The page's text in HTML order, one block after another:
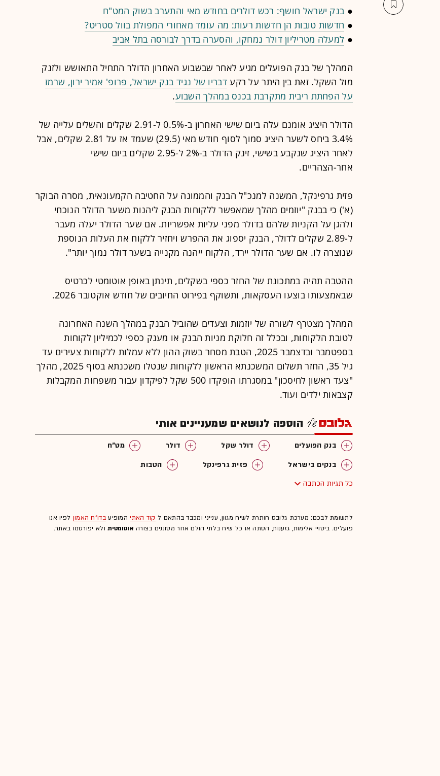
● בנק ישראל חושף: רכש דולרים בחודש מאי והתערב בשוק המט"ח
● חדשות טובות הן חדשות רעות: מה עומד מאחורי המפולת בוול סטריט?
● למעלה מטריליון דולר נמחקו, והסערה בדרך לבורסה בתל אביב
המהלך של בנק הפועלים מגיע לאחר שבשבוע האחרון הדולר התחיל התאושש ולזנק
מול השקל. זאת בין היתר על רקעדבריו של נגיד בנק ישראל, פרופ' אמיר ירון, שרמז
על הפחתת ריבית מתקרבת בכנס במהלך השבוע.
הדולר היציג אומנם עלה ביום שישי האחרון ב-0.5% ל-2.91 שקלים והשלים עלייה של
3.4% ביחס לשער היציג סמוך לסוף חודש מאי (29.5) שעמד אז על 2.81 שקלים, אבל
לאחר היציג שנקבע בשישי, זינק הדולר ב-2% ל-2.95 שקלים ביום שישי
אחר-הצהריים.
פזית גרפינקל, המשנה למנכ"ל הבנק והממונה על החטיבה הקמעונאית, מסרה הבוקר
(א') כי בבנק "יוזמים מהלך שמאפשר ללקוחות הבנק ליהנות משער הדולר הנוכחי
ולהגן על הקניות שלהם בדולר מפני עליות אפשריות. אם שער הדולר יעלה מעבר
ל-2.89 שקלים לדולר, הבנק יספוג את ההפרש ויחזיר ללקוח את העלות הנוספת
שנוצרה לו. אם שער הדולר יירד, הלקוח ייהנה מקנייה בשער דולר נמוך יותר".
ההטבה תהיה במתכונת של החזר כספי בשקלים, תינתן באופן אוטומטי לכרטיס
שבאמצעותו בוצעו העסקאות, ותשוקף בפירוט החיובים של חודש אוקטובר 2026.
המהלך מצטרף לשורה של יוזמות וצעדים שהוביל הבנק במהלך השנה האחרונה
לטובת הלקוחות, ובכלל זה חלוקת מניות הבנק או מענק כספי לכמיליון לקוחות
בספטמבר ובדצמבר 2025, הטבת מסחר בשוק ההון ללא עמלות ללקוחות צעירים עד
גיל 35, החזר תשלום המשכנתא הראשון ללקוחות שנטלו משכנתא בסוף 2025, מהלך
"צעד ראשון לחיסכון" במסגרתו הופקדו 500 שקל לפיקדון עבור משפחות המקבלות
קצבאות ילדים ועוד.
הוספה לנושאים שמעניינים אותי
בנק הפועלים דולר שקל דולר
מט"ח
בנקים בישראל
פזית גרפינקל
הטבות
כל תגיות הכתבה
לתשומת לבכם: מערכת גלובס חותרת לשיח מגוון, ענייני ומכבד בהתאם ל קוד האתיהמופיעבדו"ח האמון לפיו אנו
פועלים. ביטויי אלימות, גזענות, הסתה או כל שיח בלתי הולם אחר מסוננים בצורה אוטומטיתולא יפורסמו באתר.